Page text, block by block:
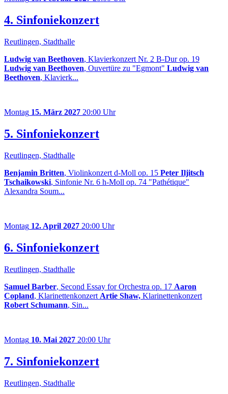
4. Sinfoniekonzert
Reutlingen, Stadthalle
Ludwig van Beethoven, Klavierkonzert Nr. 2 B-Dur op. 19
Ludwig van Beethoven, Ouvertüre zu "Egmont" Ludwig van
Beethoven, Klavierk...
Montag 15. März 2027 20:00 Uhr
5. Sinfoniekonzert
Reutlingen, Stadthalle
Benjamin Britten, Violinkonzert d-Moll op. 15 Peter Iljitsch
Tschaikowski, Sinfonie Nr. 6 h-Moll op. 74 "Pathétique"
Alexandra Soum...
Montag 12. April 2027 20:00 Uhr
6. Sinfoniekonzert
Reutlingen, Stadthalle
Samuel Barber, Second Essay for Orchestra op. 17 Aaron
Copland, Klarinettenkonzert Artie Shaw, Klarinettenkonzert
Robert Schumann, Sin...
Montag 10. Mai 2027 20:00 Uhr
7. Sinfoniekonzert
Reutlingen, Stadthalle